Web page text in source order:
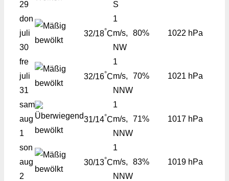
29
S
don
juli
30
32/18°C
1
m/s,
NW
80% 1022 hPa
fre
juli
31
32/16°C
1
m/s,
NNW
70% 1021 hPa
sam
aug
1
31/14°C
1
m/s,
NNW
71% 1017 hPa
son
aug
2
30/13°C
1
m/s,
NNW
83% 1019 hPa